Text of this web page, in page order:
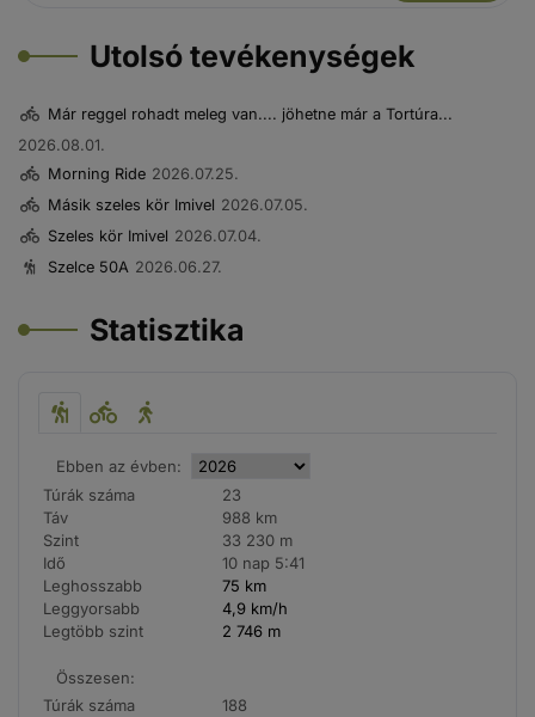
Utolsó tevékenységek
Már reggel rohadt meleg van.... jöhetne már a Tortúra...
2026.08.01.
Morning Ride 2026.07.25.
Másik szeles kör Imivel 2026.07.05.
Szeles kör Imivel 2026.07.04.
Szelce 50A 2026.06.27.
Statisztika
Ebben az évben:
Túrák száma
23
Táv
988 km
Szint
33 230 m
Idő
10 nap 5:41
Leghosszabb
75 km
Leggyorsabb
4,9 km/h
Legtöbb szint
2 746 m
Összesen:
Túrák száma
188